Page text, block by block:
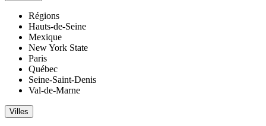
Régions
Hauts-de-Seine
Mexique
New York State
Paris
Québec
Seine-Saint-Denis
Val-de-Marne
Villes